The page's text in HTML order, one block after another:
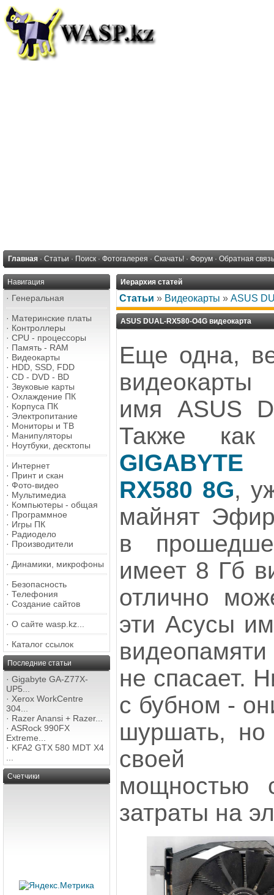
Главная · Статьи · Поиск · Фотогалерея · Скачать! · Форум · Обратная связь
Навигация
· Генеральная
· Материнские платы
· Контроллеры
· CPU - процессоры
· Память - RAM
· Видеокарты
· HDD, SSD, FDD
· CD - DVD - BD
· Звуковые карты
· Охлаждение ПК
· Корпуса ПК
· Электропитание
· Мониторы и ТВ
· Манипуляторы
· Ноутбуки, десктопы
· Интернет
· Принт и скан
· Фото-видео
· Мультимедиа
· Компьютеры - общая
· Программное
· Игры ПК
· Радиодело
· Производители
· Динамики, микрофоны
· Безопасность
· Телефония
· Создание сайтов
· О сайте wasp.kz...
· Каталог ссылок
Последние статьи
· Gigabyte GA-Z77X-
UP5...
· Xerox WorkCentre
304...
· Razer Anansi + Razer...
· ASRock 990FX
Extreme...
· KFA2 GTX 580 MDT X4
Счетчики
Иерархия статей
Статьи » Видеокарты » ASUS
ASUS DUAL-RX580-O4G видеокарта
Еще одна,
имя ASUS
Также
GIGABYTE
RX580 8G,
майнят
в
имеет 8 Гб
отлично
эти Асусы
не спасает.
с бубном -
шуршать,
своей
мощностью
затраты на